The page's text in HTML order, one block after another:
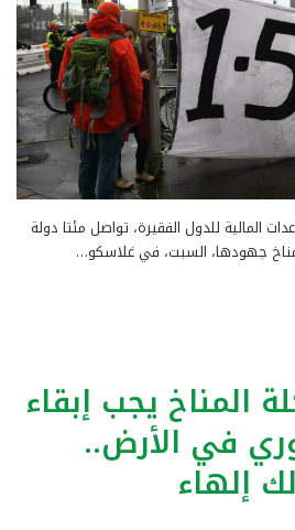
المالية للدول الفقيرة، تواصل مئتا دولة
جهودها، السبت، في غلاسكو…
المناخ يجب إبقاء
في الأرض..
إلهاء